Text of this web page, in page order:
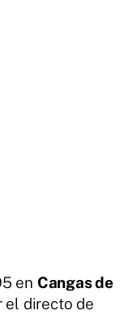
en Cangas de
el directo de